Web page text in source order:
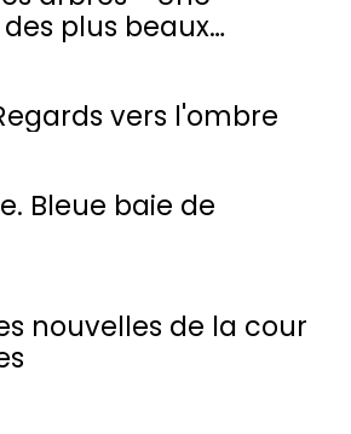
plus beaux
vers l'ombre
Bleue baie de
nouvelles de la cour